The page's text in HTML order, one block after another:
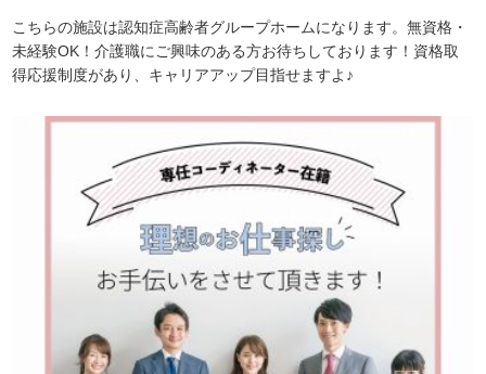
こちらの施設は認知症高齢者グループホームになります。無資格・
未経験OK！介護職にご興味のある方お待ちしております！資格取
得応援制度があり、キャリアアップ目指せますよ♪